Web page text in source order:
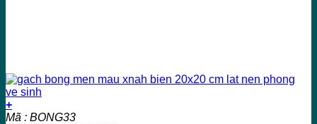
+
Mã : BONG33